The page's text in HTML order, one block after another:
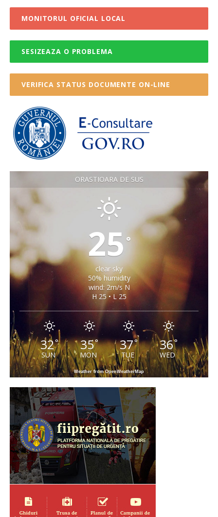
MONITORUL OFICIAL LOCAL
SESIZEAZA O PROBLEMA
VERIFICA STATUS DOCUMENTE ON-LINE
ORASTIOARA DE SUS
25 °
clear sky
50% humidity
wind: 2m/s N
H 25 • L 25
32°
SUN
35°
MON
37°
TUE
36°
WED
Weather from OpenWeatherMap